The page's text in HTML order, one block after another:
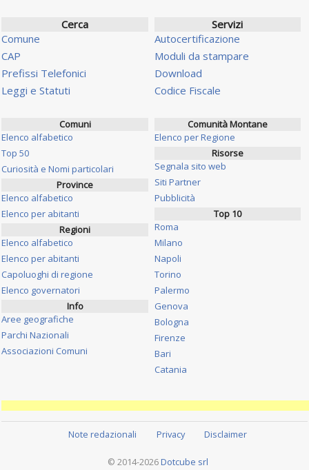
Cerca
Comune
CAP
Prefissi Telefonici
Leggi e Statuti
Servizi
Autocertificazione
Moduli da stampare
Download
Codice Fiscale
Comuni
Elenco alfabetico
Top 50
Curiosità e Nomi particolari
Province
Elenco alfabetico
Elenco per abitanti
Regioni
Elenco alfabetico
Elenco per abitanti
Capoluoghi di regione
Elenco governatori
Info
Aree geografiche
Parchi Nazionali
Associazioni Comuni
Comunità Montane
Elenco per Regione
Risorse
Segnala sito web
Siti Partner
Pubblicità
Top 10
Roma
Milano
Napoli
Torino
Palermo
Genova
Bologna
Firenze
Bari
Catania
Note redazionali Privacy Disclaimer
© 2014-2026 Dotcube srl